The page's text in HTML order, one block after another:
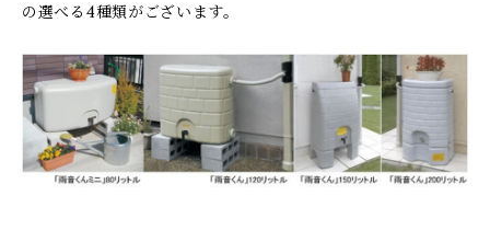
の選べる4種類がございます。